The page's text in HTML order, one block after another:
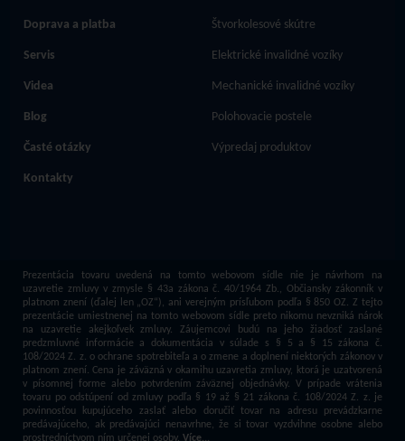
Doprava a platba
Servis
Videa
Blog
Časté otázky
Kontakty
Štvorkolesové skútre
Elektrické invalidné vozíky
Mechanické invalidné vozíky
Polohovacie postele
Výpredaj produktov
Prezentácia tovaru uvedená na tomto webovom sídle nie je návrhom na
uzavretie zmluvy v zmysle § 43a zákona č. 40/1964 Zb., Občiansky zákonník v
platnom znení (ďalej len „OZ“), ani verejným prísľubom podľa § 850 OZ. Z tejto
prezentácie umiestnenej na tomto webovom sídle preto nikomu nevzniká nárok
na uzavretie akejkoľvek zmluvy. Záujemcovi budú na jeho žiadosť zaslané
predzmluvné informácie a dokumentácia v súlade s § 5 a § 15 zákona č.
108/2024 Z. z. o ochrane spotrebiteľa a o zmene a doplnení niektorých zákonov v
platnom znení. Cena je záväzná v okamihu uzavretia zmluvy, ktorá je uzatvorená
v písomnej forme alebo potvrdením záväznej objednávky. V prípade vrátenia
tovaru po odstúpení od zmluvy podľa § 19 až § 21 zákona č. 108/2024 Z. z. je
povinnosťou kupujúceho zaslať alebo doručiť tovar na adresu prevádzkarne
predávajúceho, ak predávajúci nenavrhne, že si tovar vyzdvihne osobne alebo
prostredníctvom ním určenej osoby.